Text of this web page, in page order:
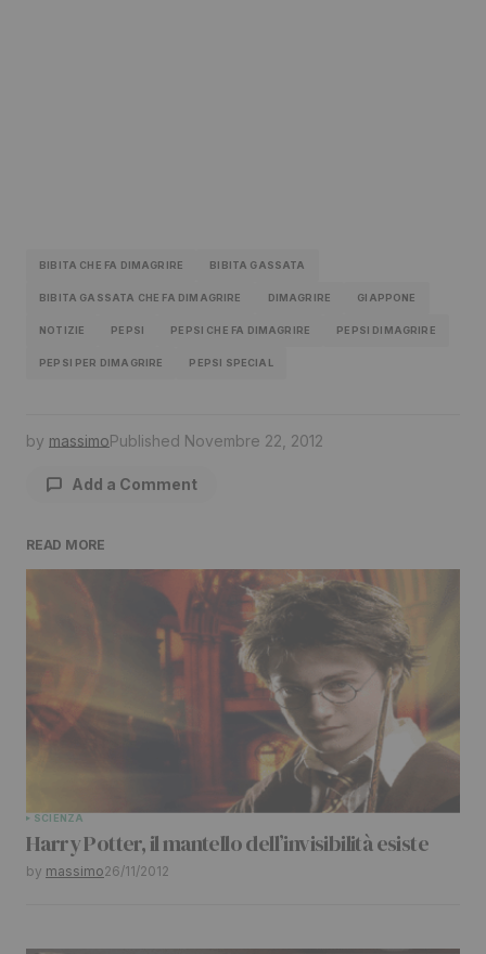
BIBITA CHE FA DIMAGRIRE BIBITA GASSATA
BIBITA GASSATA CHE FA DIMAGRIRE DIMAGRIRE GIAPPONE
NOTIZIE PEPSI PEPSI CHE FA DIMAGRIRE PEPSI DIMAGRIRE
PEPSI PER DIMAGRIRE PEPSI SPECIAL
by massimoPublished Novembre 22, 2012
Add a Comment
Il tuo indirizzo email non sarà pubblicato. I
campi obbligatori sono contrassegnati*
Your E-mail
READ MORE
SCIENZA
Harry Potter, il mantello dell’invisibilità esiste
by massimo26/11/2012